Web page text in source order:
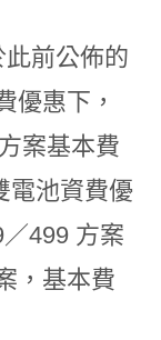
前公佈的
惠下，
案基本費
電池資費優
499 方案
，基本費